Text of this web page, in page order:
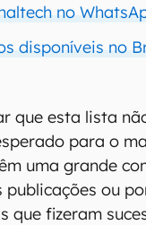
no
disponíveis no
que esta lista
para o
uma grande
ou
que fizeram